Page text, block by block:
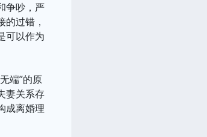
争吵，严
过错，
可以作为
端”的原
妻关系存
成离婚理